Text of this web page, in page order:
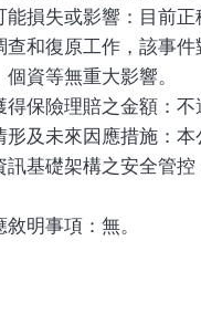
能損失或影響：目前
查和復原工作，該事
個資等無重大影響。
得保險理賠之金額：不
形及未來因應措施：
訊基礎架構之安全管
明事項：無。